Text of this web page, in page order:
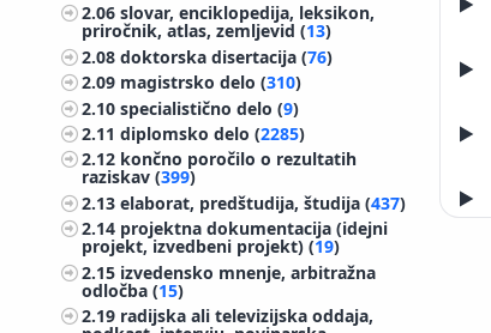
2.06slovar, enciklopedija, leksikon,
priročnik, atlas, zemljevid (13)
2.08doktorska disertacija (76)
2.09 magistrsko delo (310)
2.10specialistično delo (9)
2.11diplomsko delo (2285)
2.12 končno poročilo o rezultatih
raziskav (399)
2.13elaborat, predštudija, študija (437)
2.14 projektna dokumentacija (idejni
projekt, izvedbeni projekt) (19)
2.15 izvedensko mnenje, arbitražna
odločba (15)
2.19 radijska ali televizijska oddaja,